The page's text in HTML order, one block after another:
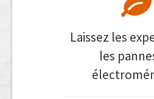
Laissez les
les